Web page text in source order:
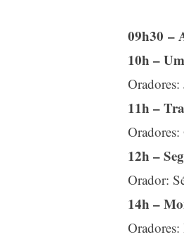
09h30 –
10h –
11h –
12h –
Orador:
14h –